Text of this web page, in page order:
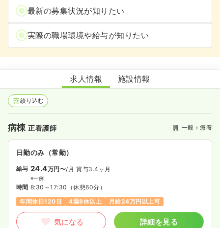
最新の募集状況が知りたい
実際の職場環境や給与が知りたい
越谷誠和病院
求人情報 施設情報
絞り込む
病棟正看護師 一般＋療養
日勤のみ（常勤）
給与 24.4万円〜/月 賞与3.4ヶ月
※一例
時間 8:30～17:30 （休憩60分）
年間休日120日
4週8休以上 月給24万円以上可
気になる 詳細を見る